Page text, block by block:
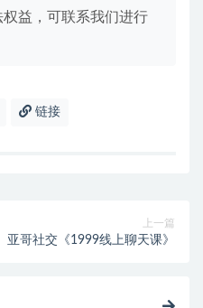
益，可联系我们进行
链接
上一篇
亚哥社交《1999线上聊天课》